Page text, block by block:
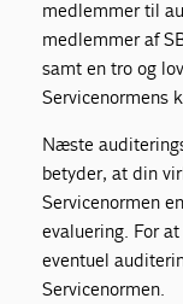
medlemmer til
medlemmer af
samt en tro og
Servicenormens
Næste
betyder, at din
Servicenormen
evaluering. For
eventuel
Servicenormen.